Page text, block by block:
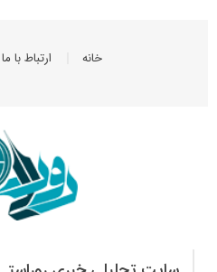
خانه ارتباط با ما